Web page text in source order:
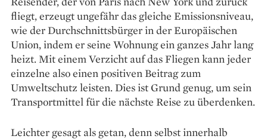
fliegt, erzeugt ungefähr das gleiche Emissionsniveau,
wie der Durchschnittsbürger in der Europäischen
Union, indem er seine Wohnung ein ganzes Jahr lang
heizt. Mit einem Verzicht auf das Fliegen kann jeder
einzelne also einen positiven Beitrag zum
Umweltschutz leisten. Dies ist Grund genug, um sein
Transportmittel für die nächste Reise zu überdenken.
Leichter gesagt als getan, denn selbst innerhalb